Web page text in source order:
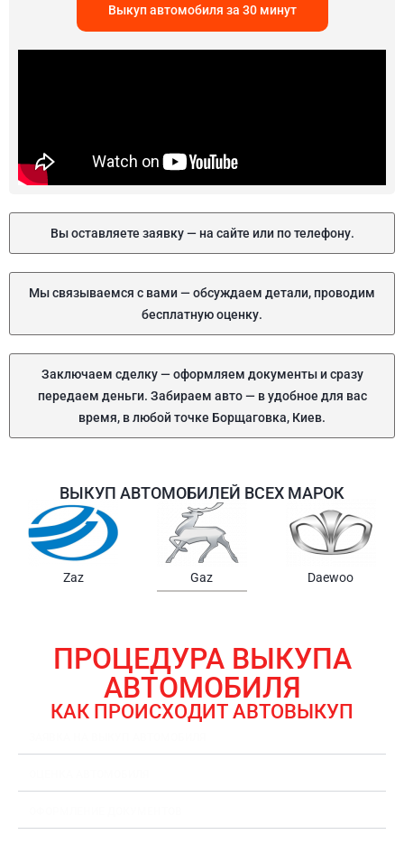
Выкуп автомобиля за 30 минут
Вы оставляете заявку — на сайте или по телефону.
Мы связываемся с вами — обсуждаем детали, проводим
бесплатную оценку.
Заключаем сделку — оформляем документы и сразу
передаем деньги. Забираем авто — в удобное для вас
время, в любой точке Борщаговка, Киев.
ВЫКУП АВТОМОБИЛЕЙ ВСЕХ МАРОК
Samsung Chrysler Gmc
ПРОЦЕДУРА ВЫКУПА
АВТОМОБИЛЯ
КАК ПРОИСХОДИТ АВТОВЫКУП